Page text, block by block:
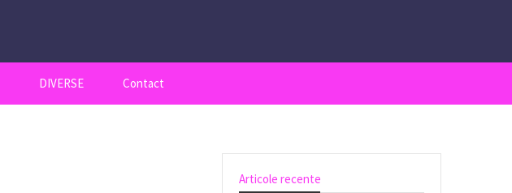
DIVERSE Contact
Articole recente